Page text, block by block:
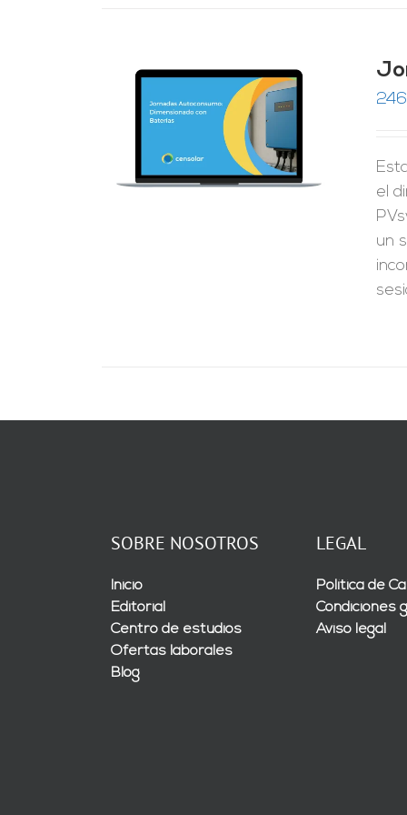
el
un
SOBRE NOSOTROS
Inicio
Editorial
Centro de estudios
Ofertas laborales
Blog
LEGAL
Política de
Condiciones
Aviso legal